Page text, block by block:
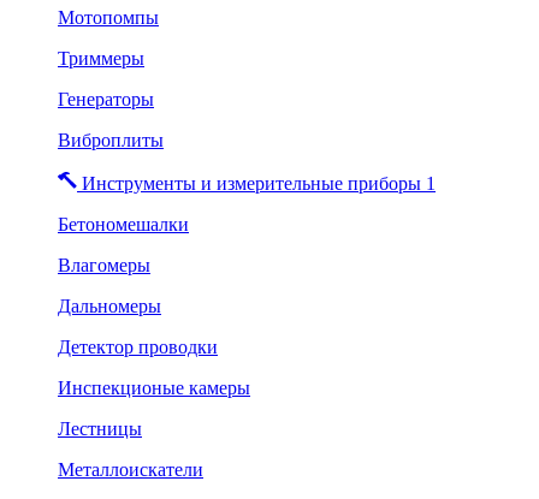
Мотопомпы
Триммеры
Генераторы
Виброплиты
Инструменты и измерительные приборы 1
Бетономешалки
Влагомеры
Дальномеры
Детектор проводки
Инспекционые камеры
Лестницы
Металлоискатели